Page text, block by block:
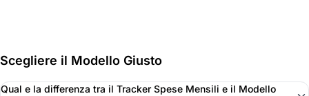
Scegliere il Modello Giusto
Qual e la differenza tra il Tracker Spese Mensili e il Modello